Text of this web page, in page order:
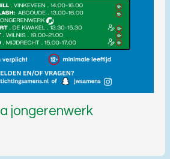
jongerenwerk